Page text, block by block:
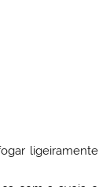
ligeiramente